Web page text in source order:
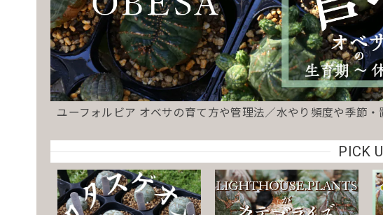
ユーフォルビア オベサの育て方や管理法／水やり頻度や季節
PICK